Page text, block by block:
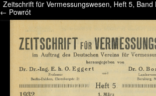
/* */ /* */ /* pliki_strona_po_stronie */
Zeitschrift für Vermessungswesen, Heft 5, Band
← Powrót